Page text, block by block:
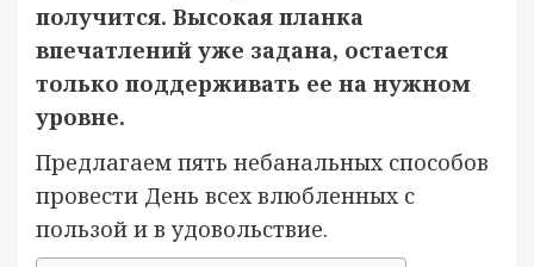
получится. Высокая планка
впечатлений уже задана, остается
только поддерживать ее на нужном
уровне.
Предлагаем пять небанальных способов
провести День всех влюбленных с
пользой и в удовольствие.